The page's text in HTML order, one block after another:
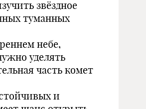
звёздное
туманных
небе,
уделять
часть комет
и